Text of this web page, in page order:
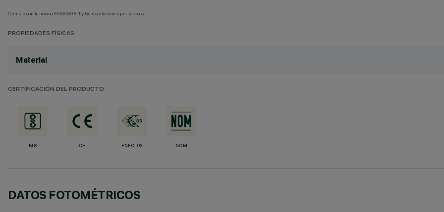
Cumple con la norma EN60598-1 y las regulaciones pertinentes.
PROPIEDADES FÍSICAS
Material
CERTIFICACIÓN DEL PRODUCTO
BIS CE ENEC-03 NOM
DATOS FOTOMÉTRICOS